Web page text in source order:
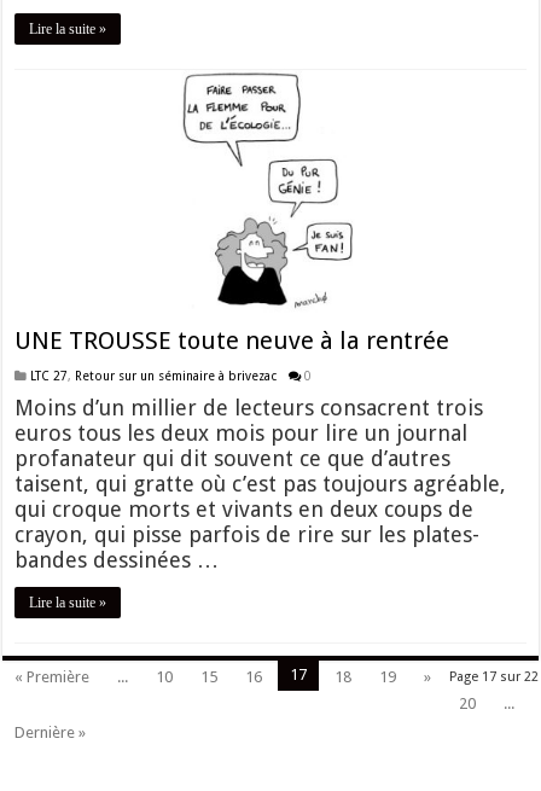
Lire la suite »
UNE TROUSSE toute neuve à la rentrée
LTC 27, Retour sur un séminaire à brivezac 0
Moins d’un millier de lecteurs consacrent trois
euros tous les deux mois pour lire un journal
profanateur qui dit souvent ce que d’autres
taisent, qui gratte où c’est pas toujours agréable,
qui croque morts et vivants en deux coups de
crayon, qui pisse parfois de rire sur les plates-
bandes dessinées …
Lire la suite »
Page 17 sur 22
« Première ... 10 15 16 17 18 19
»
20
...
Dernière »